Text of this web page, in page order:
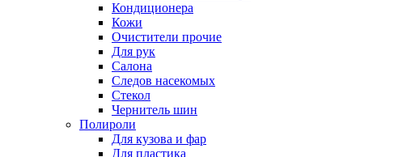
Кондиционера
Кожи
Очистители прочие
Для рук
Салона
Следов насекомых
Стекол
Чернитель шин
Полироли
Для кузова и фар
Для пластика